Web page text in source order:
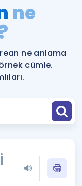
ne
ne anlama
cümle.